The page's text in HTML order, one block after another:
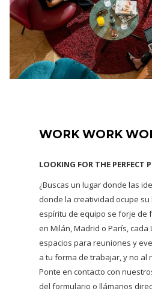
WORK WORK
LOOKING FOR THE PERFECT
¿Buscas un lugar donde las
donde la creatividad ocupe su
espíritu de equipo se forje de
en Milán, Madrid o París, cada
espacios para reuniones y
a tu forma de trabajar, y no al
Ponte en contacto con
del formulario o llámanos